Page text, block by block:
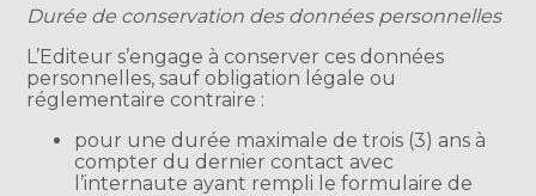
Durée de conservation des données personnelles
L’Editeur s’engage à conserver ces données
personnelles, sauf obligation légale ou
réglementaire contraire :
pour une durée maximale de trois (3) ans à
compter du dernier contact avec
l’internaute ayant rempli le formulaire de